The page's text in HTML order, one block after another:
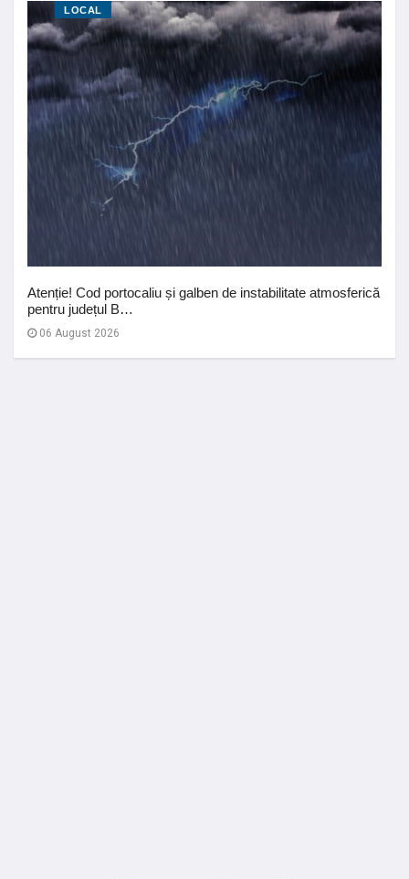
LOCAL
Atenție! Cod portocaliu și galben de instabilitate atmosferică
pentru județul B…
06 August 2026